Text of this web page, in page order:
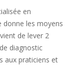
en
donne les moyens
de lever 2
diagnostic
aux praticiens et